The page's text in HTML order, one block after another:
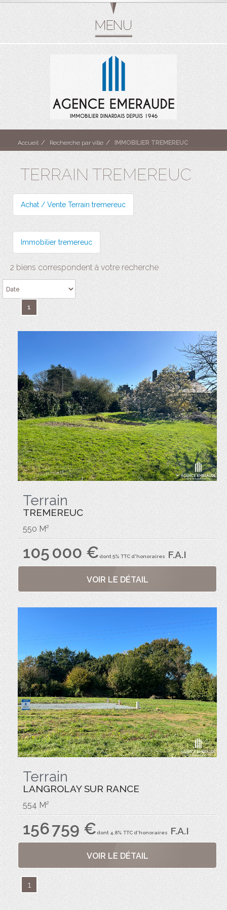
Accueil Recherche par ville IMMOBILIER TREMEREUC
TERRAIN TREMEREUC
Achat / Vente Terrain tremereuc
Immobilier tremereuc
2 biens correspondent à votre recherche
1
Terrain
TREMEREUC
550 M²
105 000 €dont 5% TTC d'honorairesF.A.I
VOIR LE DÉTAIL
Terrain
LANGROLAY SUR RANCE
554 M²
156 759 €dont 4.8% TTC d'honorairesF.A.I
VOIR LE DÉTAIL
1